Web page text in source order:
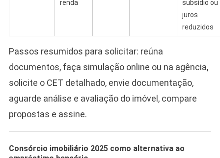
renda
subsídio ou
juros
reduzidos
Passos resumidos para solicitar: reúna
documentos, faça simulação online ou na agência,
solicite o CET detalhado, envie documentação,
aguarde análise e avaliação do imóvel, compare
propostas e assine.
Consórcio imobiliário 2025 como alternativa ao